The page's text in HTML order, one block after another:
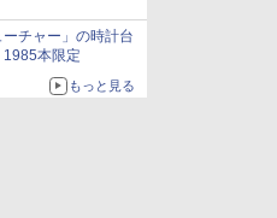
ーチャー」の時計台
1985本限定
もっと見る